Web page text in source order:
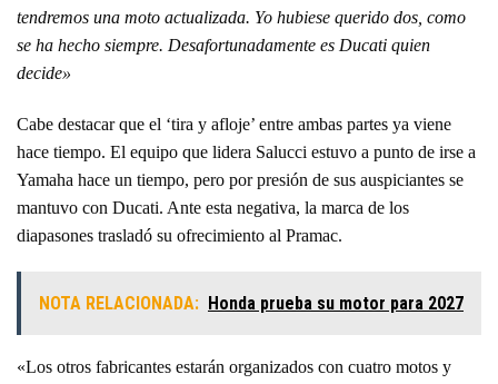
tendremos una moto actualizada. Yo hubiese querido dos, como
se ha hecho siempre. Desafortunadamente es Ducati quien
decide»
Cabe destacar que el ‘tira y afloje’ entre ambas partes ya viene
hace tiempo. El equipo que lidera Salucci estuvo a punto de irse a
Yamaha hace un tiempo, pero por presión de sus auspiciantes se
mantuvo con Ducati. Ante esta negativa, la marca de los
diapasones trasladó su ofrecimiento al Pramac.
NOTA RELACIONADA: Honda prueba su motor para 2027
«Los otros fabricantes estarán organizados con cuatro motos y